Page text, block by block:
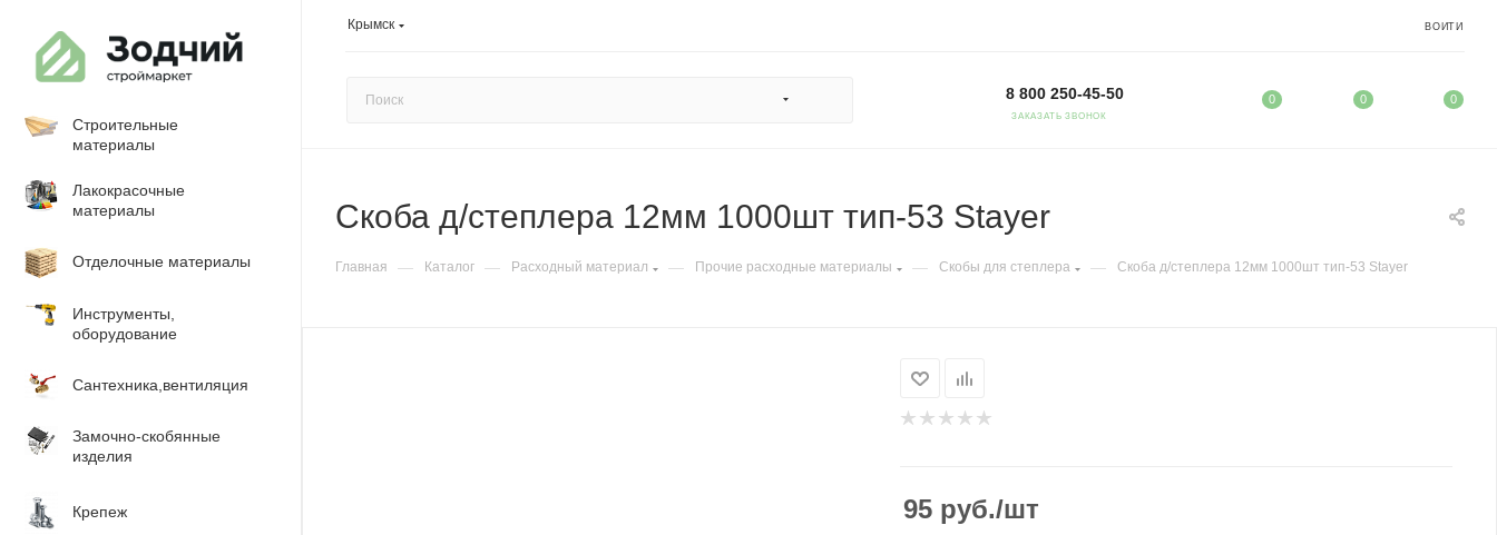
Крымск ВОЙТИ
8 800 250-45-50
ЗАКАЗАТЬ ЗВОНОК
0 0 0
Строительные
материалы
Лакокрасочные
материалы
Отделочные материалы
Инструменты,
оборудование
Сантехника,вентиляция
Замочно-скобянные
изделия
Крепеж
Скоба д/степлера 12мм 1000шт тип-53 Stayer
Главная — Каталог — Расходный материал — Прочие расходные материалы — Скобы для степлера — Скоба д/степлера 12мм 1000шт тип-53 Stayer
95руб./шт